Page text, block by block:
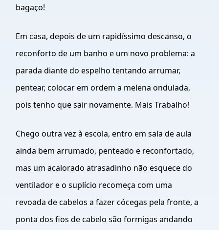
bagaço!
Em casa, depois de um rapidíssimo descanso, o
reconforto de um banho e um novo problema: a
parada diante do espelho tentando arrumar,
pentear, colocar em ordem a melena ondulada,
pois tenho que sair novamente. Mais Trabalho!
Chego outra vez à escola, entro em sala de aula
ainda bem arrumado, penteado e reconfortado,
mas um acalorado atrasadinho não esquece do
ventilador e o suplício recomeça com uma
revoada de cabelos a fazer cócegas pela fronte, a
ponta dos fios de cabelo são formigas andando